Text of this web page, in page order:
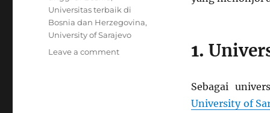
1.
Sebagai
University of
Universitas terbaik di
Bosnia dan Herzegovina,
University of Sarajevo
Leave a commenton